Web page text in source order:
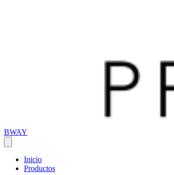
BWAY
Inicio
Productos